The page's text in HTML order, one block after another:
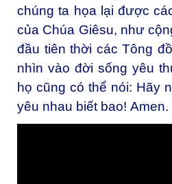
chúng ta họa lại được
của Chúa Giêsu, như
đầu tiên thời các Tông
nhìn vào đời sống yêu
họ cũng có thể nói: Hãy
yêu nhau biết bao! Amen.